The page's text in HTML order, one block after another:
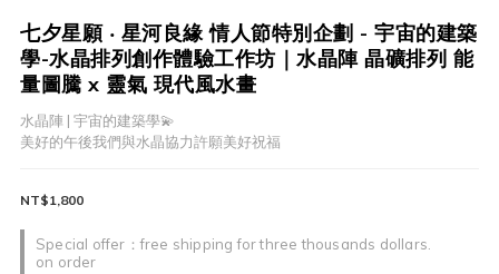
七夕星願 ‧ 星河良緣 情人節特別企劃 - 宇宙的建築
學-水晶排列創作體驗工作坊｜水晶陣 晶礦排列 能
量圖騰 x 靈氣 現代風水畫
水晶陣 | 宇宙的建築學💫
美好的午後我們與水晶協力許願美好祝福
Special offer：free shipping for three thousands dollars.
on order
NT$1,800